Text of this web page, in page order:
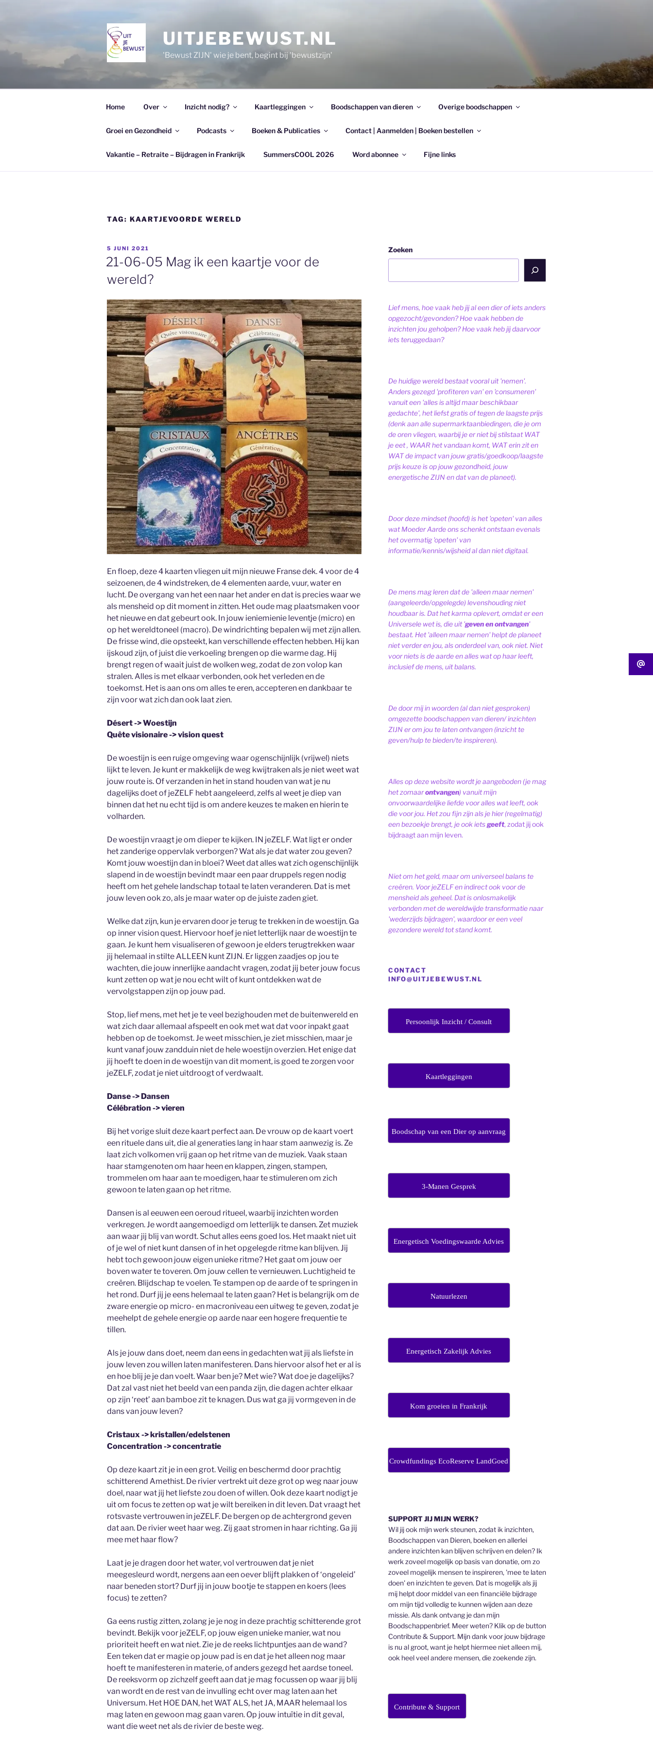
UITJEBEWUST.NL
'Bewust ZIJN' wie je bent, begint bij 'bewustzijn'
Home Over Inzicht nodig? Kaartleggingen Boodschappen van dieren Overige boodschappen
Groei en Gezondheid Podcasts Boeken & Publicaties Contact | Aanmelden | Boeken bestellen
Vakantie – Retraite – Bijdragen in Frankrijk SummersCOOL 2026 Word abonnee Fijne links
TAG: KAARTJEVOORDE WERELD
GEPLAATST
OP
5 JUNI 2021
21-06-05 Mag ik een kaartje voor de
wereld?
En floep, deze 4 kaarten vliegen uit mijn nieuwe Franse dek. 4 voor de 4
seizoenen, de 4 windstreken, de 4 elementen aarde, vuur, water en
lucht. De overgang van het een naar het ander en dat is precies waar we
als mensheid op dit moment in zitten. Het oude mag plaatsmaken voor
het nieuwe en dat gebeurt ook. In jouw ieniemienie leventje (micro) en
op het wereldtoneel (macro). De windrichting bepalen wij met zijn allen.
De frisse wind, die opsteekt, kan verschillende effecten hebben. Hij kan
ijskoud zijn, of juist die verkoeling brengen op die warme dag. Hij
brengt regen of waait juist de wolken weg, zodat de zon volop kan
stralen. Alles is met elkaar verbonden, ook het verleden en de
toekomst. Het is aan ons om alles te eren, accepteren en dankbaar te
zijn voor wat zich dan ook laat zien.
Désert -> Woestijn
Quête visionaire -> vision quest
De woestijn is een ruige omgeving waar ogenschijnlijk (vrijwel) niets
lijkt te leven. Je kunt er makkelijk de weg kwijtraken als je niet weet wat
jouw route is. Of verzanden in het in stand houden van wat je nu
dagelijks doet of jeZELF hebt aangeleerd, zelfs al weet je diep van
binnen dat het nu echt tijd is om andere keuzes te maken en hierin te
volharden.
De woestijn vraagt je om dieper te kijken. IN jeZELF. Wat ligt er onder
het zanderige oppervlak verborgen? Wat als je dat water zou geven?
Komt jouw woestijn dan in bloei? Weet dat alles wat zich ogenschijnlijk
slapend in de woestijn bevindt maar een paar druppels regen nodig
heeft om het gehele landschap totaal te laten veranderen. Dat is met
jouw leven ook zo, als je maar water op de juiste zaden giet.
Welke dat zijn, kun je ervaren door je terug te trekken in de woestijn. Ga
op inner vision quest. Hiervoor hoef je niet letterlijk naar de woestijn te
gaan. Je kunt hem visualiseren of gewoon je elders terugtrekken waar
jij helemaal in stilte ALLEEN kunt ZIJN. Er liggen zaadjes op jou te
wachten, die jouw innerlijke aandacht vragen, zodat jij beter jouw focus
kunt zetten op wat je nou echt wilt of kunt ontdekken wat de
vervolgstappen zijn op jouw pad.
Stop, lief mens, met het je te veel bezighouden met de buitenwereld en
wat zich daar allemaal afspeelt en ook met wat dat voor inpakt gaat
hebben op de toekomst. Je weet misschien, je ziet misschien, maar je
kunt vanaf jouw zandduin niet de hele woestijn overzien. Het enige dat
jij hoeft te doen in de woestijn van dit moment, is goed te zorgen voor
jeZELF, zodat je niet uitdroogt of verdwaalt.
Danse -> Dansen
Célébration -> vieren
Bij het vorige sluit deze kaart perfect aan. De vrouw op de kaart voert
een rituele dans uit, die al generaties lang in haar stam aanwezig is. Ze
laat zich volkomen vrij gaan op het ritme van de muziek. Vaak staan
haar stamgenoten om haar heen en klappen, zingen, stampen,
trommelen om haar aan te moedigen, haar te stimuleren om zich
gewoon te laten gaan op het ritme.
Dansen is al eeuwen een oeroud ritueel, waarbij inzichten worden
verkregen. Je wordt aangemoedigd om letterlijk te dansen. Zet muziek
aan waar jij blij van wordt. Schut alles eens goed los. Het maakt niet uit
of je wel of niet kunt dansen of in het opgelegde ritme kan blijven. Jij
hebt toch gewoon jouw eigen unieke ritme? Het gaat om jouw oer
boven water te toveren. Om jouw cellen te vernieuwen. Luchtigheid te
creëren. Blijdschap te voelen. Te stampen op de aarde of te springen in
het rond. Durf jij je eens helemaal te laten gaan? Het is belangrijk om de
zware energie op micro- en macroniveau een uitweg te geven, zodat je
meehelpt de gehele energie op aarde naar een hogere frequentie te
tillen.
Als je jouw dans doet, neem dan eens in gedachten wat jij als liefste in
jouw leven zou willen laten manifesteren. Dans hiervoor alsof het er al is
en hoe blij je je dan voelt. Waar ben je? Met wie? Wat doe je dagelijks?
Dat zal vast niet het beeld van een panda zijn, die dagen achter elkaar
op zijn ‘reet’ aan bamboe zit te knagen. Dus wat ga jij vormgeven in de
dans van jouw leven?
Cristaux -> kristallen/edelstenen
Concentration -> concentratie
Op deze kaart zit je in een grot. Veilig en beschermd door prachtig
schitterend Amethist. De rivier vertrekt uit deze grot op weg naar jouw
doel, naar wat jij het liefste zou doen of willen. Ook deze kaart nodigt je
uit om focus te zetten op wat je wilt bereiken in dit leven. Dat vraagt het
rotsvaste vertrouwen in jeZELF. De bergen op de achtergrond geven
dat aan. De rivier weet haar weg. Zij gaat stromen in haar richting. Ga jij
mee met haar flow?
Laat je je dragen door het water, vol vertrouwen dat je niet
meegesleurd wordt, nergens aan een oever blijft plakken of ‘ongeleid’
naar beneden stort? Durf jij in jouw bootje te stappen en koers (lees
focus) te zetten?
Ga eens rustig zitten, zolang je je nog in deze prachtig schitterende grot
bevindt. Bekijk voor jeZELF, op jouw eigen unieke manier, wat nou
prioriteit heeft en wat niet. Zie je de reeks lichtpuntjes aan de wand?
Een teken dat er magie op jouw pad is en dat je het alleen nog maar
hoeft te manifesteren in materie, of anders gezegd het aardse toneel.
De reeksvorm op zichzelf geeft aan dat je mag focussen op waar jij blij
van wordt en de rest van de invulling echt over mag laten aan het
Universum. Het HOE DAN, het WAT ALS, het JA, MAAR helemaal los
mag laten en gewoon mag gaan varen. Op jouw intuïtie in dit geval,
want die weet net als de rivier de beste weg.
Zoeken
Lief mens, hoe vaak heb jij al een dier of iets anders
opgezocht/gevonden? Hoe vaak hebben de
inzichten jou geholpen? Hoe vaak heb jij daarvoor
iets teruggedaan?
De huidige wereld bestaat vooral uit 'nemen'.
Anders gezegd 'profiteren van' en 'consumeren'
vanuit een 'alles is altijd maar beschikbaar
gedachte', het liefst gratis of tegen de laagste prijs
(denk aan alle supermarktaanbiedingen, die je om
de oren vliegen, waarbij je er niet bij stilstaat WAT
je eet , WAAR het vandaan komt, WAT erin zit en
WAT de impact van jouw gratis/goedkoop/laagste
prijs keuze is op jouw gezondheid, jouw
energetische ZIJN en dat van de planeet).
Door deze mindset (hoofd) is het 'opeten' van alles
wat Moeder Aarde ons schenkt ontstaan evenals
het overmatig 'opeten' van
informatie/kennis/wijsheid al dan niet digitaal.
De mens mag leren dat de 'alleen maar nemen'
(aangeleerde/opgelegde) levenshouding niet
houdbaar is. Dat het karma oplevert, omdat er een
Universele wet is, die uit 'geven en ontvangen'
bestaat. Het 'alleen maar nemen' helpt de planeet
niet verder en jou, als onderdeel van, ook niet. Niet
voor niets is de aarde en alles wat op haar leeft,
inclusief de mens, uit balans.
De door mij in woorden (al dan niet gesproken)
omgezette boodschappen van dieren/ inzichten
ZIJN er om jou te laten ontvangen (inzicht te
geven/hulp te bieden/te inspireren).
Alles op deze website wordt je aangeboden (je mag
het zomaarontvangen) vanuit mijn
onvoorwaardelijke liefde voor alles wat leeft, ook
die voor jou. Het zou fijn zijn als je hier (regelmatig)
een bezoekje brengt, je ook ietsgeeft, zodat jij ook
bijdraagt aan mijn leven.
Niet om het geld, maar om universeel balans te
creëren. Voor jeZELF en indirect ook voor de
mensheid als geheel. Dat is onlosmakelijk
verbonden met de wereldwijde transformatie naar
'wederzijds bijdragen', waardoor er een veel
gezondere wereld tot stand komt.
CONTACT
INFO@UITJEBEWUST.NL
Persoonlijk Inzicht / Consult
Kaartleggingen
Boodschap van een Dier op aanvraag
3-Manen Gesprek
Energetisch Voedingswaarde Advies
Natuurlezen
Energetisch Zakelijk Advies
Kom groeien in Frankrijk
Crowdfundings EcoReserve LandGoed
SUPPORT JIJ MIJN WERK?
Wil jij ook mijn werk steunen, zodat ik inzichten,
Boodschappen van Dieren, boeken en allerlei
andere inzichten kan blijven schrijven en delen? Ik
werk zoveel mogelijk op basis van donatie, om zo
zoveel mogelijk mensen te inspireren, 'mee te laten
doen' en inzichten te geven. Dat is mogelijk als jij
mij helpt door middel van een financiële bijdrage
om mijn tijd volledig te kunnen wijden aan deze
missie. Als dank ontvang je dan mijn
Boodschappenbrief. Meer weten? Klik op de button
Contribute & Support. Mijn dank voor jouw bijdrage
is nu al groot, want je helpt hiermee niet alleen mij,
ook heel veel andere mensen, die zoekende zijn.
Contribute & Support